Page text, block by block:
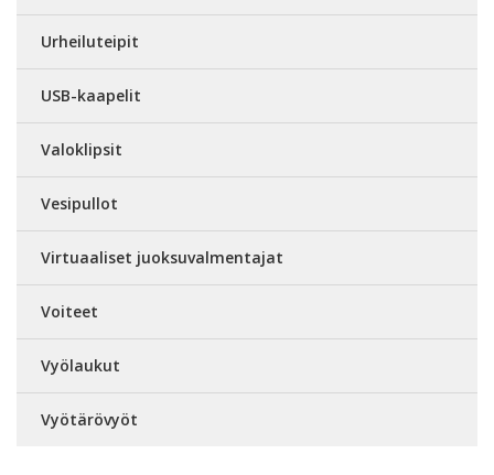
Urheiluteipit
USB-kaapelit
Valoklipsit
Vesipullot
Virtuaaliset juoksuvalmentajat
Voiteet
Vyölaukut
Vyötärövyöt